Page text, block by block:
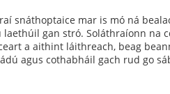
snáthoptaice mar is mó ná
gan stró. Soláthraíonn na
a aithint láithreach, beag
agus cothabháil gach rud go